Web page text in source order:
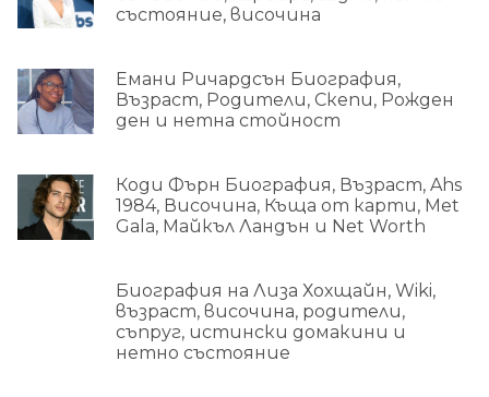
състояние, височина
Емани Ричардсън Биография,
Възраст, Родители, Скепи, Рожден
ден и нетна стойност
Коди Фърн Биография, Възраст, Ahs
1984, Височина, Къща от карти, Met
Gala, Майкъл Ландън и Net Worth
Биография на Лиза Хохщайн, Wiki,
възраст, височина, родители,
съпруг, истински домакини и
нетно състояние